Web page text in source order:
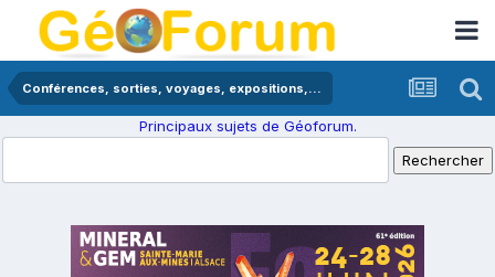
Conférences, sorties, voyages, expositions,...
Principaux sujets de Géoforum.